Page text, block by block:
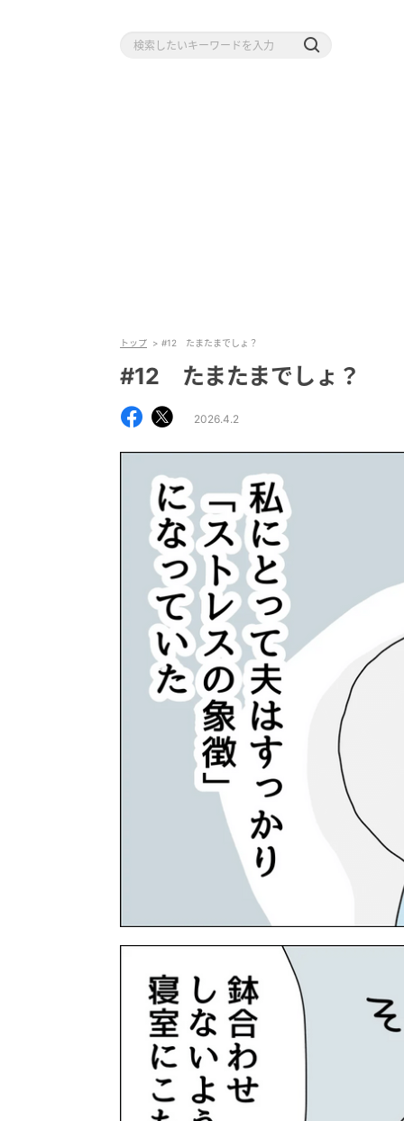
トップ #12 たまたまでしょ？
#12 たまたまでしょ？
2026.4.2